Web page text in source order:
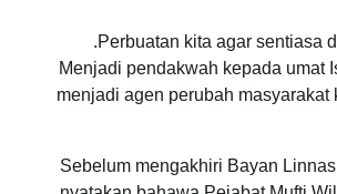
Perbuatan kita agar sentiasa
Menjadi pendakwah kepada umat
menjadi agen perubah masyarakat
Sebelum mengakhiri Bayan